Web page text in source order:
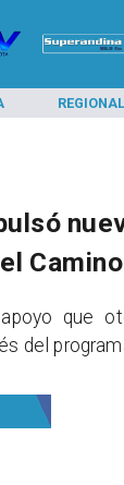
REGIONAL
que
del